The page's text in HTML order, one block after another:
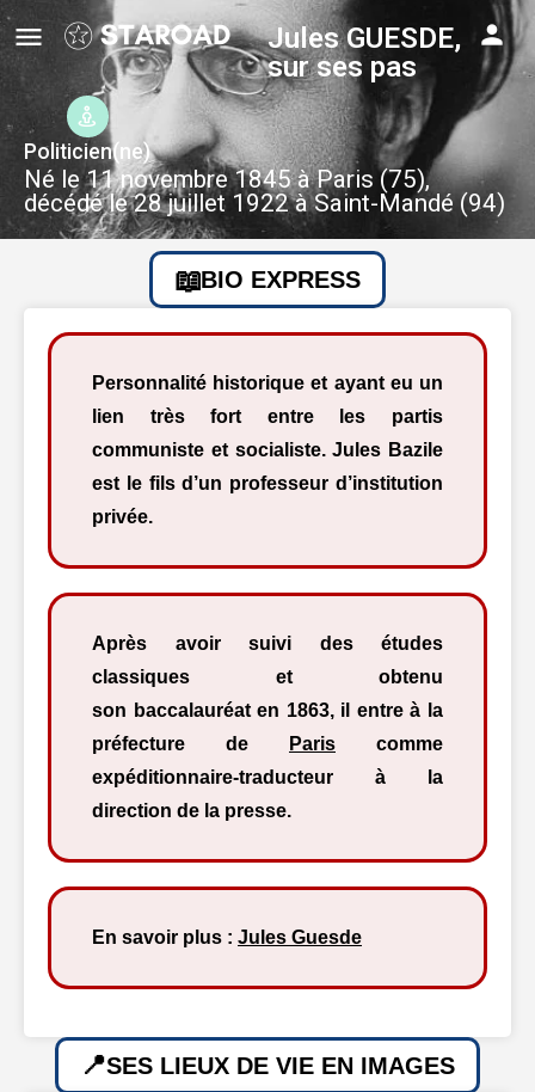
Jules GUESDE,
sur ses pas
Politicien(ne)
Né le 11 novembre 1845 à Paris (75),
décédé le 28 juillet 1922 à Saint-Mandé (94)
BIO EXPRESS
Personnalité historique et ayant eu un
lien très fort entre les partis
communiste et socialiste. Jules Bazile
est le fils d’un professeur d’institution
privée.
Après avoir suivi des études
classiques et obtenu
son baccalauréat en 1863, il entre à la
préfecture de
Paris comme
expéditionnaire-traducteur à la
direction de la presse.
En savoir plus : Jules Guesde
SES LIEUX DE VIE EN IMAGES